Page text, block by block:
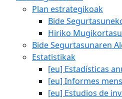
Plan estrategikoak
Bide
Hiriko
Bide Segurtasunaren
Estatistikak
[eu] Estadísticas
[eu] Informes
[eu] Estudios de